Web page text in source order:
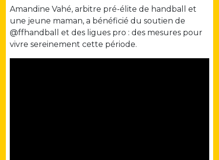
Amandine Vahé, arbitre pré-élite de handball et
une jeune maman, a bénéficié du soutien de
@ffhandball et des ligues pro : des mesures pour
vivre sereinement cette période.